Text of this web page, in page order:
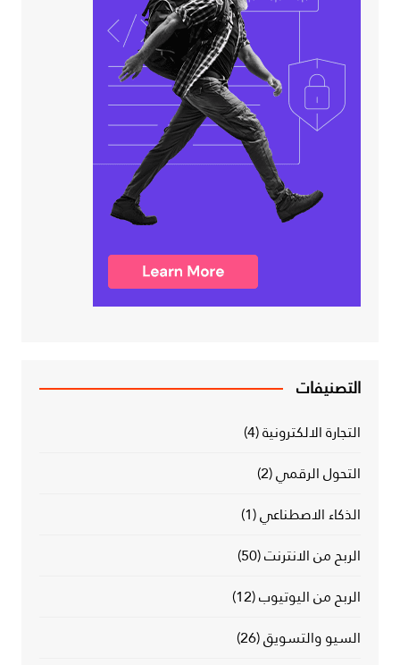
التصنيفات
التجارة الالكترونية(4)
التحول الرقمي(2)
الذكاء الاصطناعي(1)
الربح من الانترنت(50)
الربح من اليوتيوب(12)
السيو والتسويق(26)